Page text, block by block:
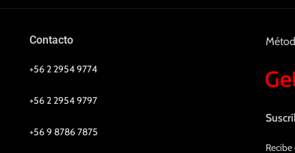
Contacto
+56 2 2954 9774
+56 2 2954 9797
+56 9 8786 7875